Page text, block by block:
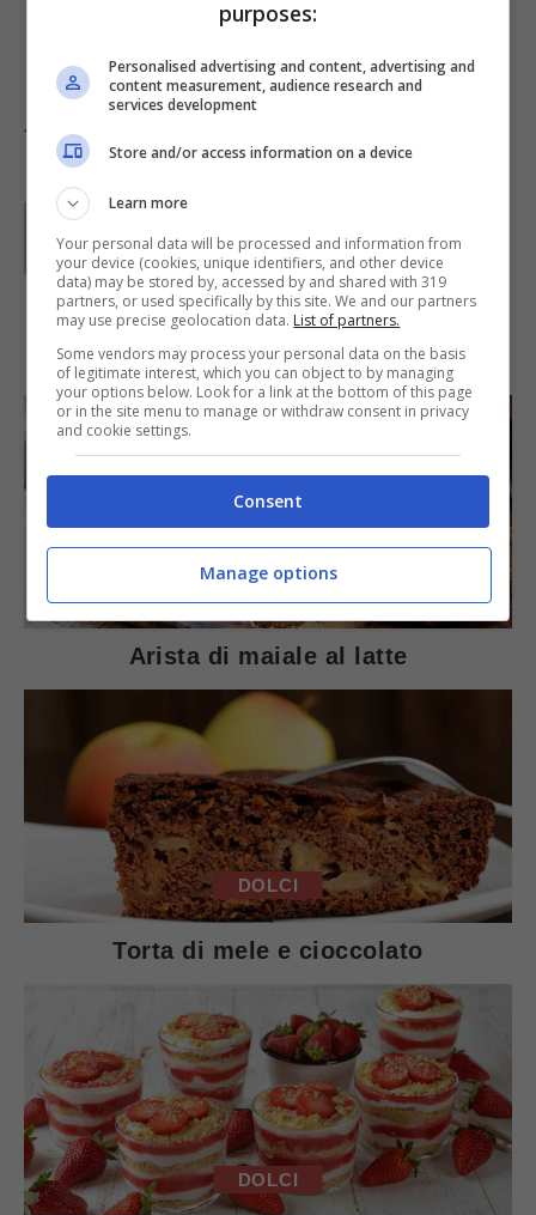
di tonno, rimescolate e servite in tavola.
Parole di Lucia
IN PRIMO PIANO
Arista di maiale al latte
DOLCI
Torta di mele e cioccolato
DOLCI
purposes:
Personalised advertising and content, advertising and
content measurement, audience research and
services development
Store and/or access information on a device
Learn more
Your personal data will be processed and information from
your device (cookies, unique identifiers, and other device
data) may be stored by, accessed by and shared with 319
partners, or used specifically by this site. We and our partners
may use precise geolocation data. List of partners.
Some vendors may process your personal data on the basis
of legitimate interest, which you can object to by managing
your options below. Look for a link at the bottom of this page
or in the site menu to manage or withdraw consent in privacy
and cookie settings.
Consent
Manage options